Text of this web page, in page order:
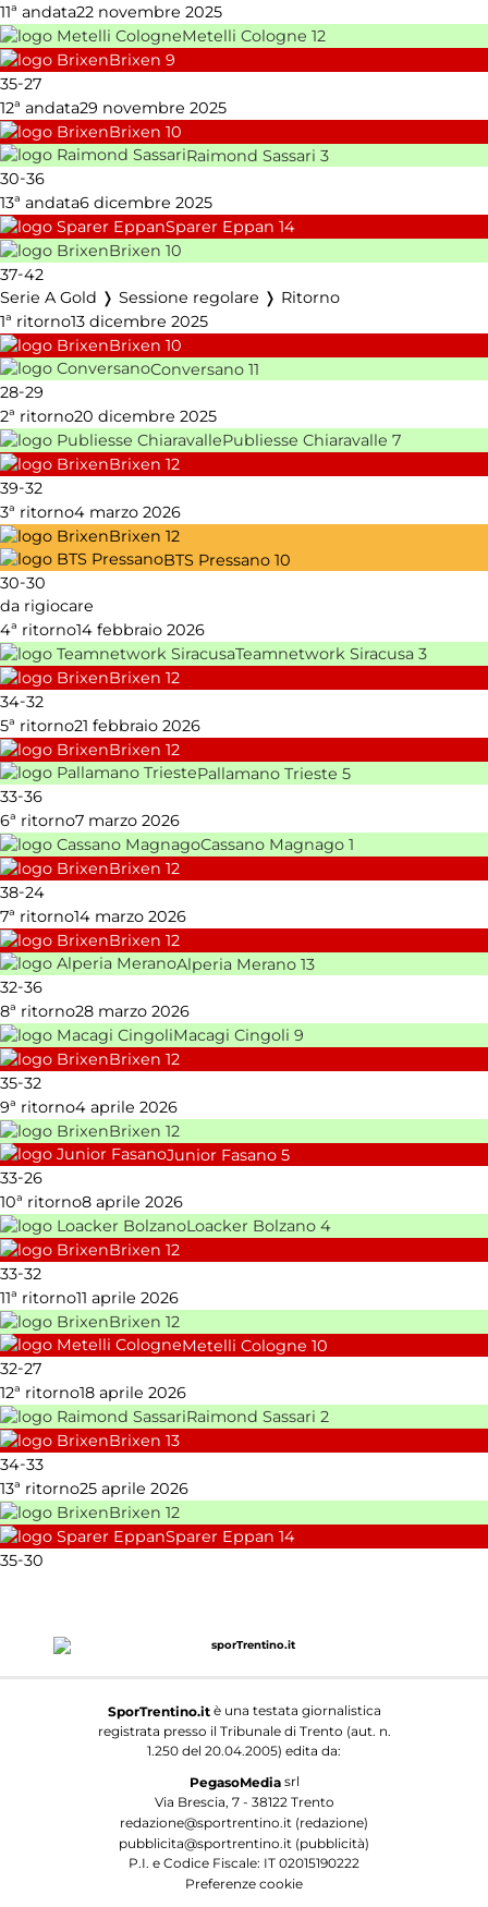
11ª andata22 novembre 2025
Metelli Cologne 12
Brixen 9
35-27
12ª andata29 novembre 2025
Brixen 10
Raimond Sassari 3
30-36
13ª andata6 dicembre 2025
Sparer Eppan 14
Brixen 10
37-42
Serie A Gold ❭ Sessione regolare ❭ Ritorno
1ª ritorno13 dicembre 2025
Brixen 10
Conversano 11
28-29
2ª ritorno20 dicembre 2025
Publiesse Chiaravalle 7
Brixen 12
39-32
3ª ritorno4 marzo 2026
Brixen 12
BTS Pressano 10
30-30
da rigiocare
4ª ritorno14 febbraio 2026
Teamnetwork Siracusa 3
Brixen 12
34-32
5ª ritorno21 febbraio 2026
Brixen 12
Pallamano Trieste 5
33-36
6ª ritorno7 marzo 2026
Cassano Magnago 1
Brixen 12
38-24
7ª ritorno14 marzo 2026
Brixen 12
Alperia Merano 13
32-36
8ª ritorno28 marzo 2026
Macagi Cingoli 9
Brixen 12
35-32
9ª ritorno4 aprile 2026
Brixen 12
Junior Fasano 5
33-26
10ª ritorno8 aprile 2026
Loacker Bolzano 4
Brixen 12
33-32
11ª ritorno11 aprile 2026
Brixen 12
Metelli Cologne 10
32-27
12ª ritorno18 aprile 2026
Raimond Sassari 2
Brixen 13
34-33
13ª ritorno25 aprile 2026
Brixen 12
Sparer Eppan 14
35-30
SporTrentino.itè una testata giornalistica
registrata presso il Tribunale di Trento (aut. n.
1.250 del 20.04.2005) edita da:
PegasoMediasrl
Via Brescia, 7 - 38122 Trento
redazione@sportrentino.it (redazione)
pubblicita@sportrentino.it (pubblicità)
P.I. e Codice Fiscale: IT 02015190222
Preferenze cookie